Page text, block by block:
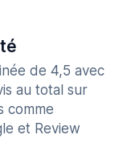
de 4,5 avec
au total sur
comme
et Review